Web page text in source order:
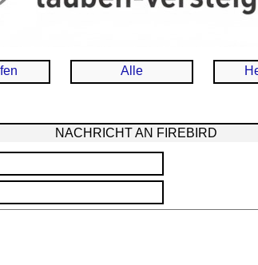
Alle
NACHRICHT AN FIREBIRD